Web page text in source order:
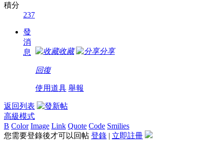
積分
237
發
消
息
收藏 分享
回復
使用道具 舉報
返回列表
高級模式
B Color Image Link Quote Code Smilies
您需要登錄後才可以回帖 登錄 | 立即註冊